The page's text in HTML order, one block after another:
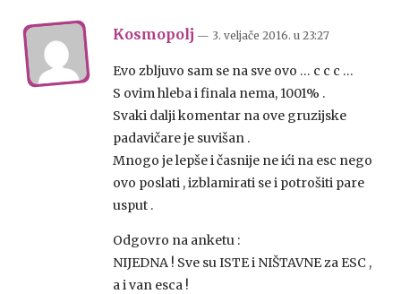
Kosmopolj — 3. veljače 2016. u 23:27
Evo zbljuvo sam se na sve ovo … c c c …
S ovim hleba i finala nema, 1001% .
Svaki dalji komentar na ove gruzijske
padavičare je suvišan .
Mnogo je lepše i časnije ne ići na esc nego
ovo poslati , izblamirati se i potrošiti pare
usput .
Odgovro na anketu :
NIJEDNA ! Sve su ISTE i NIŠTAVNE za ESC ,
a i van esca !